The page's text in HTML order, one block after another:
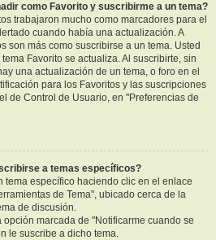
como Favorito y suscribirme a un tema?
trabajaron mucho como marcadores para el
cuando había una actualización. A
son más como suscribirse a un tema. Usted
Favorito se actualiza. Al suscribirte, sin
una actualización de un tema, o foro en el
para los Favoritos y las suscripciones
de Control de Usuario, en "Preferencias de
a temas específicos?
tema específico haciendo clic en el enlace
de Tema", ubicado cerca de la
de discusión.
marcada de "Notificarme cuando se
le suscribe a dicho tema.